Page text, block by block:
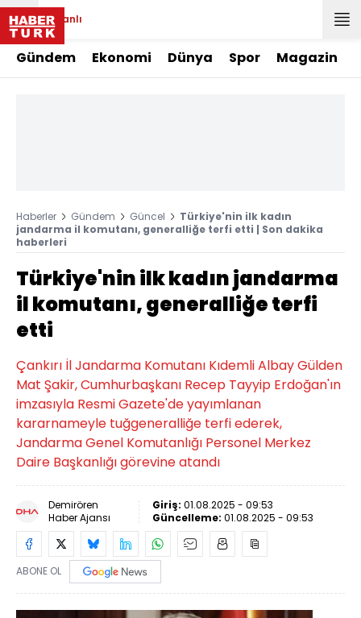
Canlı
Gündem Ekonomi Dünya Spor Magazin
Haberler Gündem Güncel
Türkiye'nin ilk kadın
jandarma il komutanı, generalliğe terfi etti | Son dakika
haberleri
Türkiye'nin ilk kadın jandarma
il komutanı, generalliğe terfi
etti
Çankırı İl Jandarma Komutanı Kıdemli Albay Gülden
Mat Şakir, Cumhurbaşkanı Recep Tayyip Erdoğan'ın
imzasıyla Resmi Gazete'de yayımlanan
kararnameyle tuğgeneralliğe terfi ederek,
Jandarma Genel Komutanlığı Personel Merkez
Daire Başkanlığı görevine atandı
Demirören
Haber Ajansı
Giriş: 01.08.2025 - 09:53
Güncelleme: 01.08.2025 - 09:53
ABONE OL